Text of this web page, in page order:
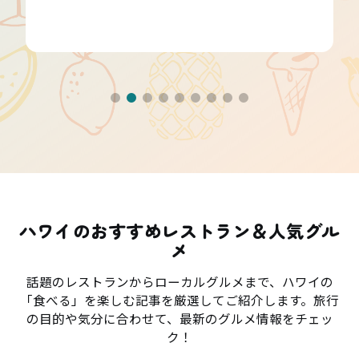
ハワイのおすすめレストラン＆人気グル
メ
話題のレストランからローカルグルメまで、ハワイの
「食べる」を楽しむ記事を厳選してご紹介します。旅行
の目的や気分に合わせて、最新のグルメ情報をチェッ
ク！